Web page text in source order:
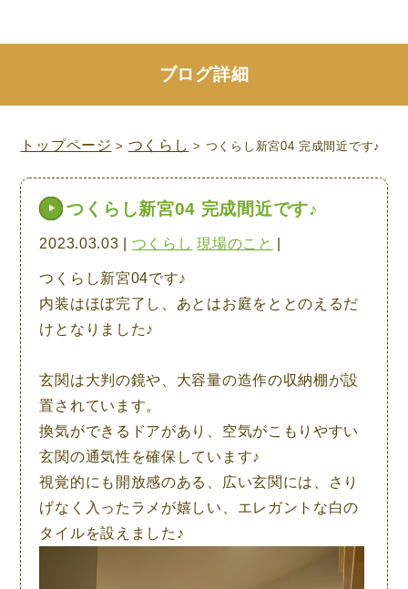
ブログ詳細
トップページ > つくらし > つくらし新宮04 完成間近です♪
つくらし新宮04 完成間近です♪
2023.03.03 | つくらし 現場のこと
つくらし新宮04です♪
内装はほぼ完了し、あとはお庭をととのえるだ
けとなりました♪
玄関は大判の鏡や、大容量の造作の収納棚が設
置されています。
換気ができるドアがあり、空気がこもりやすい
玄関の通気性を確保しています♪
視覚的にも開放感のある、広い玄関には、さり
げなく入ったラメが嬉しい、エレガントな白の
タイルを設えました♪